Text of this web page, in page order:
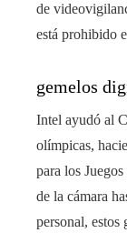
de
está prohibido
gemelos
Intel ayudó al
olímpicas,
para los
de la cámara
personal, estos